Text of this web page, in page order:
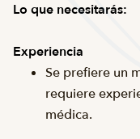
Lo que necesitarás:
Experiencia
Se prefiere un
requiere
médica.